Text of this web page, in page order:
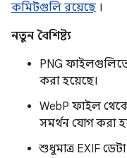
কমিটগুলি রয়েছে ।
নতুন বৈশিষ্ট্য
PNG
করা হয়েছে।
WebP ফাইল
সমর্থন যোগ করা
শুধুমাত্র EXIF